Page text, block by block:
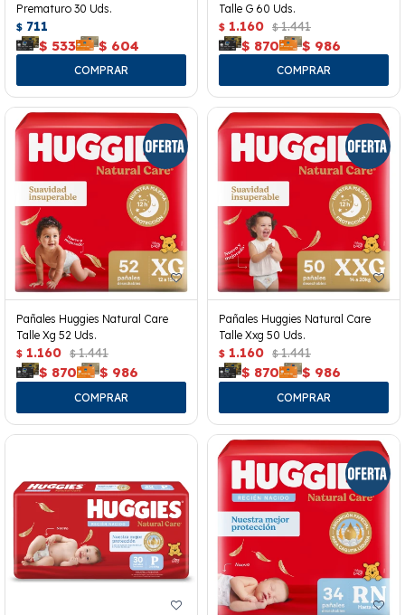
Prematuro 30 Uds.
$ 711
$ 533 $ 604
Talle G 60 Uds.
$ 1.160 $ 1.441
$ 870 $ 986
Pañales Huggies Natural Care
Talle Xg 52 Uds.
$ 1.160 $ 1.441
$ 870 $ 986
Pañales Huggies Natural Care
Talle Xxg 50 Uds.
$ 1.160 $ 1.441
$ 870 $ 986